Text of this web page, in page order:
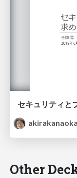
akirakanaoka
Other